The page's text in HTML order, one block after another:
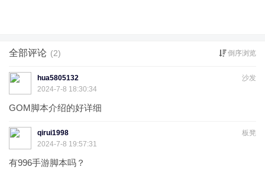
全部评论 (2) 倒序浏览
沙发
hua5805132
2024-7-8 18:30:34
GOM脚本介绍的好详细
板凳
qirui1998
2024-7-8 19:57:31
有996手游脚本吗？